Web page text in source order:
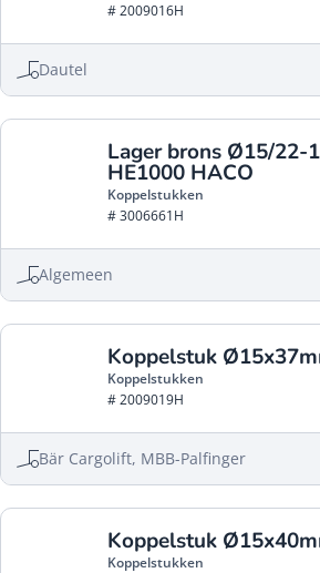
# 2009016H
Dautel
Lager brons Ø15/22-
HE1000 HACO
Koppelstukken
# 3006661H
Algemeen
Koppelstuk
Koppelstukken
# 2009019H
Bär Cargolift, MBB-Palfinger
Koppelstuk
Koppelstukken